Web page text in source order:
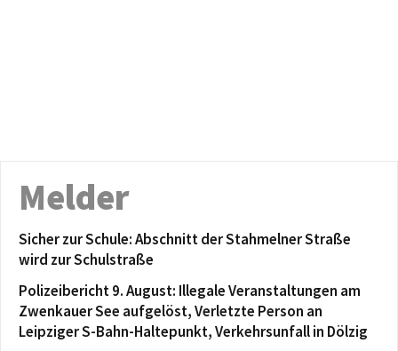
Melder
Sicher zur Schule: Abschnitt der Stahmelner Straße
wird zur Schulstraße
Polizeibericht 9. August: Illegale Veranstaltungen am
Zwenkauer See aufgelöst, Verletzte Person an
Leipziger S-Bahn-Haltepunkt, Verkehrsunfall in Dölzig